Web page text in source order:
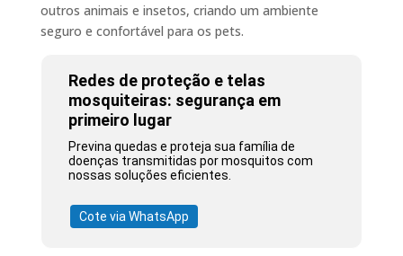
outros animais e insetos, criando um ambiente
seguro e confortável para os pets.
Redes de proteção e telas
mosquiteiras: segurança em
primeiro lugar
Previna quedas e proteja sua família de
doenças transmitidas por mosquitos com
nossas soluções eficientes.
Cote via WhatsApp